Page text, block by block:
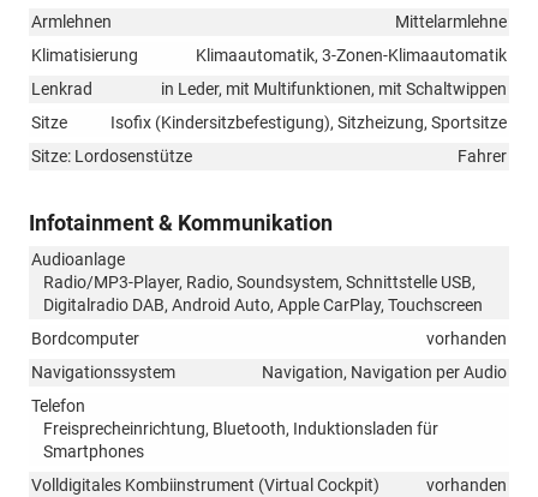
Armlehnen
Mittelarmlehne
Klimatisierung
Klimaautomatik, 3-Zonen-Klimaautomatik
Lenkrad
in Leder, mit Multifunktionen, mit Schaltwippen
Sitze
Isofix (Kindersitzbefestigung), Sitzheizung, Sportsitze
Sitze: Lordosenstütze
Fahrer
Infotainment & Kommunikation
Audioanlage
Radio/MP3-Player, Radio, Soundsystem, Schnittstelle USB,
Digitalradio DAB, Android Auto, Apple CarPlay, Touchscreen
Bordcomputer
vorhanden
Navigationssystem
Navigation, Navigation per Audio
Telefon
Freisprecheinrichtung, Bluetooth, Induktionsladen für
Smartphones
Volldigitales Kombiinstrument (Virtual Cockpit)
vorhanden